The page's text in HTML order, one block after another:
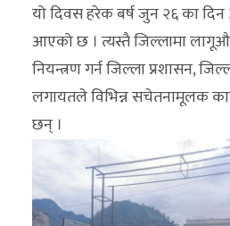
यो दिवस हरेक बर्ष जुन २६ का दिन
आएको छ । त्यस्तै जिल्लामा
नियन्त्रण गर्न जिल्ला प्रशासन,
लगायतले विभिन्न सचेतनामूलक
छन् ।